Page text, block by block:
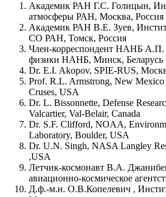
Aкадемик РАН Г.С. Голицын,
атмосферы РАН, Москва, Россия
Aкадемик РАН В.Е. Зуев,
СО РАН, Томск, Россия
Член-корреспондент НАНБ А.П.
физики НАНБ, Минск, Беларусь
Dr. E.I. Akopov, SPIE-RUS,
Prof. R.L. Armstrong, New Mexico
Cruses, USA
Dr. L. Bissonnette, Defense
Valcartier, Val-Belair, Canada
Dr. S.F. Clifford, NOAA,
Laboratory, Boulder, USA
Dr. U.N. Singh, NASA Langley
,USA
Летчик-космонавт В.А.
авиационно-космическое
Д.ф.-м.н. О.В.Копелевич ,